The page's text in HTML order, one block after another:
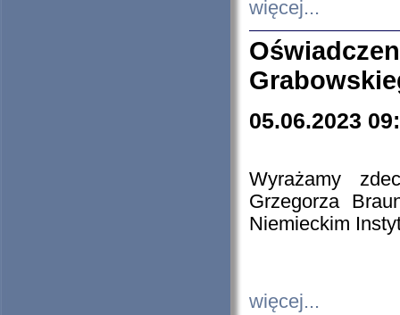
więcej...
05.06.2023
Wyrażamy
Grzegorza
Niemieckim
więcej...